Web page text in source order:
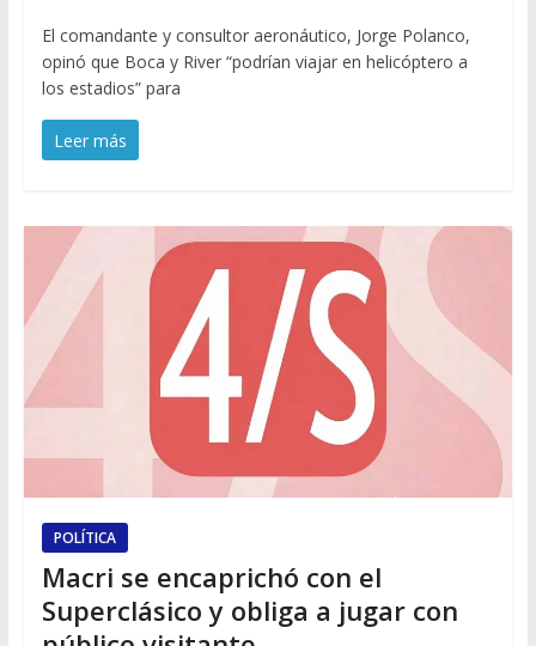
El comandante y consultor aeronáutico, Jorge Polanco,
opinó que Boca y River “podrían viajar en helicóptero a
los estadios” para
Leer más
POLÍTICA
Macri se encaprichó con el
Superclásico y obliga a jugar con